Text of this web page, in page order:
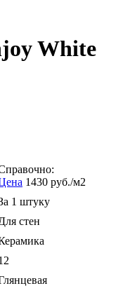
White
1430 руб./м2
1 штуку
стен